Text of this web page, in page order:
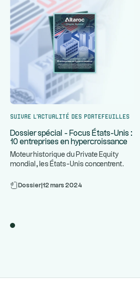
Suivre l’actualité des portefeuilles
Dossier spécial - Focus États-Unis :
10 entreprises en hypercroissance
Moteur historique du Private Equity
mondial, les États-Unis concentrent
Dossier 12 mars 2024